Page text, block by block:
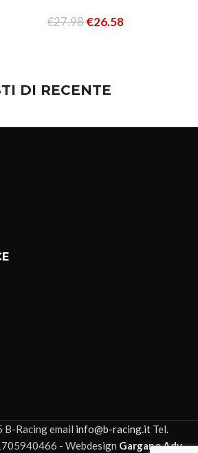
€27.98€26.58
DI RECENTE
Racing email info@b-racing.itTel.
- Webdesign Gargano Adv